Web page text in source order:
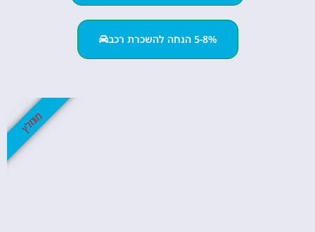
5-8% הנחה להשכרת רכב
מומלץ